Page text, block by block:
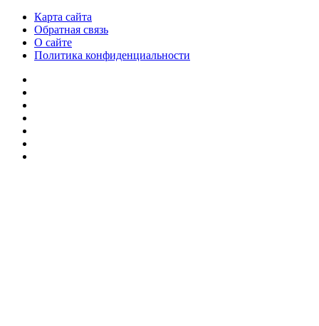
Карта сайта
Обратная связь
О сайте
Политика конфиденциальности